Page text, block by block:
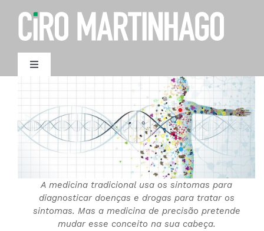
para
Toggle
A medicina tradicional usa os sintomas para
diagnosticar doenças e drogas para tratar os
sintomas. Mas a medicina de precisão pretende
mudar esse conceito na sua cabeça.